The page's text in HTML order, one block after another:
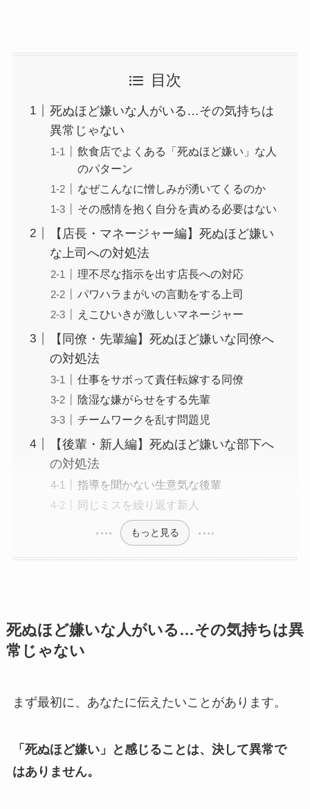
目次
死ぬほど嫌いな人がいる…その気持ちは
異常じゃない
飲食店でよくある「死ぬほど嫌い」な人
のパターン
なぜこんなに憎しみが湧いてくるのか
その感情を抱く自分を責める必要はない
【店長・マネージャー編】死ぬほど嫌い
な上司への対処法
理不尽な指示を出す店長への対応
パワハラまがいの言動をする上司
えこひいきが激しいマネージャー
【同僚・先輩編】死ぬほど嫌いな同僚へ
の対処法
仕事をサボって責任転嫁する同僚
陰湿な嫌がらせをする先輩
チームワークを乱す問題児
【後輩・新人編】死ぬほど嫌いな部下へ
の対処法
指導を聞かない生意気な後輩
同じミスを繰り返す新人
もっと見る
死ぬほど嫌いな人がいる…その気持ちは異
常じゃない
まず最初に、あなたに伝えたいことがあります。
「死ぬほど嫌い」と感じることは、決して異常で
はありません。